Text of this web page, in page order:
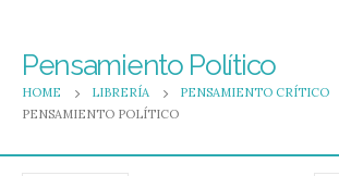
Pensamiento Político
HOME LIBRERÍA
PENSAMIENTO CRÍTICO
PENSAMIENTO POLÍTICO